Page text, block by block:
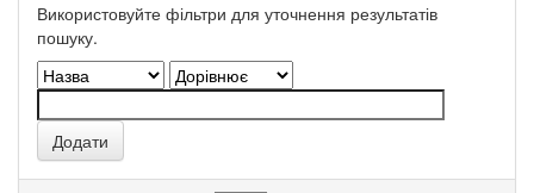
Використовуйте фільтри для уточнення результатів
пошуку.